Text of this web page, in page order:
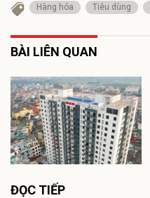
Hàng hóa Tiêu dùng
BÀI LIÊN QUAN
ĐỌC TIẾP